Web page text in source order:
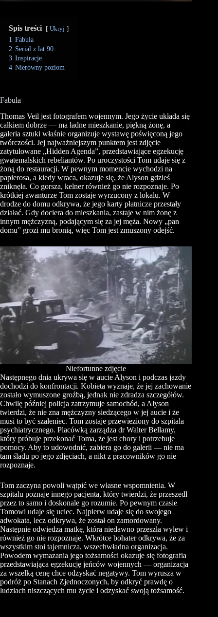
Spis treści Ukryj
1 Fabuła
2 Serial z lat 90.
3 Inspiracje
4 Nierówny poziom
Fabuła
Thomas Veil jest fotografem wojennym. Jego życie układa się
całkiem dobrze — ma ładne mieszkanie, piękną żonę, a
galeria sztuki właśnie organizuje wystawę poświęconą jego
twórczości. Jej najważniejszym punktem jest zdjęcie
zatytułowane „Hidden Agenda”, przedstawiające egzekucję
gwatemalskich rebeliantów. Po uroczystości Tom udaje się z
żoną do restauracji. W pewnym momencie wychodzi na
papierosa, a kiedy wraca, okazuje się, że Alyson gdzieś
zniknęła. Co gorsza, kelner również go nie rozpoznaje. Po
krótkiej awanturze Tom zostaje wyrzucony z lokalu. W
drodze do domu odkrywa, że jego karty płatnicze przestały
działać. Gdy dociera do mieszkania, zastaje w nim żonę z
innym mężczyzną, podającym się za jej męża. Nowy „pan
domu” grozi mu bronią, więc Tom jest zmuszony odejść.
Niefortunne zdjęcie
Następnego dnia ukrywa się w aucie Alyson i podczas jazdy
dochodzi do konfrontacji. Kobieta wyznaje, że jej zachowanie
zostało wymuszone groźbą, jednak nie zdradza szczegółów.
Chwilę później policja zatrzymuje samochód, a Alyson
twierdzi, że nie zna mężczyzny siedzącego w jej aucie i że
musi to być szaleniec. Tom zostaje przewieziony do szpitala
psychiatrycznego. Placówką zarządza dr Walter Bellamy,
który próbuje przekonać Toma, że jest chory i potrzebuje
pomocy. Aby to udowodnić, zabiera go do galerii — nie ma
tam śladu po jego zdjęciach, a nikt z pracowników go nie
rozpoznaje.
Tom zaczyna powoli wątpić we własne wspomnienia. W
szpitalu poznaje innego pacjenta, który twierdzi, że przeszedł
przez to samo i doskonale go rozumie. Po pewnym czasie
Tomowi udaje się uciec. Najpierw udaje się do swojego
adwokata, lecz odkrywa, że został on zamordowany.
Następnie odwiedza matkę, która niedawno przeszła wylew i
również go nie rozpoznaje. Wkrótce bohater odkrywa, że za
wszystkim stoi tajemnicza, wszechwładna organizacja.
Powodem wymazania jego tożsamości okazuje się fotografia
przedstawiająca egzekucję jeńców wojennych — organizacja
za wszelką cenę chce odzyskać negatywy. Tom wyrusza w
podróż po Stanach Zjednoczonych, by odkryć prawdę o
ludziach niszczących mu życie i odzyskać swoją tożsamość.